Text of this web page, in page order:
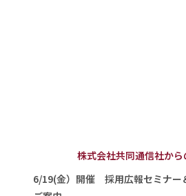
株式会社共同通信社か
6/19(金）開催 採用広報セミナー